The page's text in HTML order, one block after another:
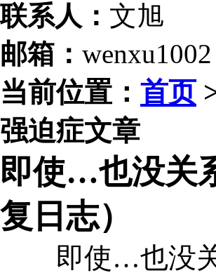
联系人： 文旭
邮箱： wenxu1002
当前位置： 首页
强迫症文章
即使…也没关
复日志）
即使…也没关